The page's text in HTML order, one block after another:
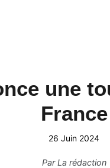
une
France
26 Juin 2024
ParLa rédaction